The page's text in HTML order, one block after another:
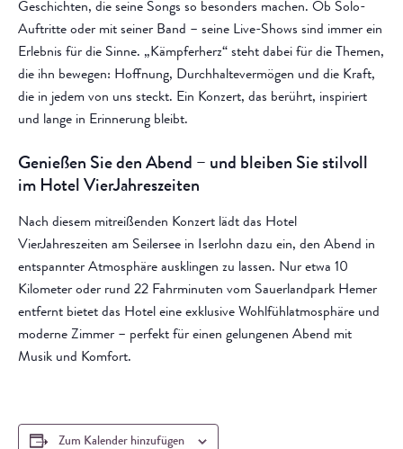
Geschichten, die seine Songs so besonders machen. Ob Solo-
Auftritte oder mit seiner Band – seine Live-Shows sind immer ein
Erlebnis für die Sinne. „Kämpferherz“ steht dabei für die Themen,
die ihn bewegen: Hoffnung, Durchhaltevermögen und die Kraft,
die in jedem von uns steckt. Ein Konzert, das berührt, inspiriert
und lange in Erinnerung bleibt.
Genießen Sie den Abend – und bleiben Sie stilvoll
im Hotel VierJahreszeiten
Nach diesem mitreißenden Konzert lädt das Hotel
VierJahreszeiten am Seilersee in Iserlohn dazu ein, den Abend in
entspannter Atmosphäre ausklingen zu lassen. Nur etwa 10
Kilometer oder rund 22 Fahrminuten vom Sauerlandpark Hemer
entfernt bietet das Hotel eine exklusive Wohlfühlatmosphäre und
moderne Zimmer – perfekt für einen gelungenen Abend mit
Musik und Komfort.
Zum Kalender hinzufügen